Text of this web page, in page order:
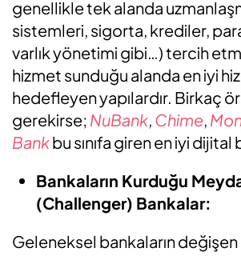
genellikle tek alanda
sistemleri, sigorta, krediler,
varlık yönetimi gibi…) tercih
hizmet sunduğu alanda en iyi
hedefleyen yapılardır. Birkaç
gerekirse; NuBank, Chime,
Bankbu sınıfa giren en iyi dijital
Bankaların Kurduğu
(Challenger) Bankalar:
Geleneksel bankaların değişen